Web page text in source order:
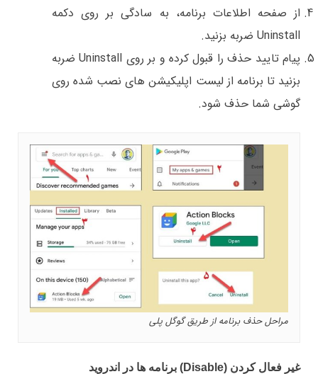
از صفحه اطلاعات برنامه، به سادگی بر روی دکمه
Uninstall ضربه بزنید.
پیام تایید حذف را قبول کرده و بر روی Uninstall ضربه
بزنید تا برنامه از لیست اپلیکیشن های نصب شده روی
گوشی شما حذف شود.
مراحل حذف برنامه از طریق گوگل پلی
غیر فعال کردن (Disable) برنامه ها در اندروید